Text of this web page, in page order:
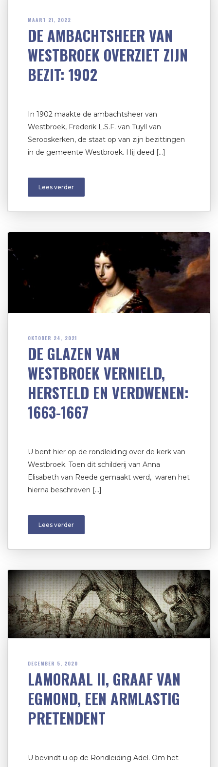
MAART 21, 2022
DE AMBACHTSHEER VAN
WESTBROEK OVERZIET ZIJN
BEZIT: 1902
In 1902 maakte de ambachtsheer van
Westbroek, Frederik L.S.F. van Tuyll van
Serooskerken, de staat op van zijn bezittingen
in de gemeente Westbroek. Hij deed […]
Lees verder
OKTOBER 24, 2021
DE GLAZEN VAN
WESTBROEK VERNIELD,
HERSTELD EN VERDWENEN:
1663-1667
U bent hier op de rondleiding over de kerk van
Westbroek. Toen dit schilderij van Anna
Elisabeth van Reede gemaakt werd, waren het
hierna beschreven […]
Lees verder
DECEMBER 5, 2020
LAMORAAL II, GRAAF VAN
EGMOND, EEN ARMLASTIG
PRETENDENT
U bevindt u op de Rondleiding Adel. Om het